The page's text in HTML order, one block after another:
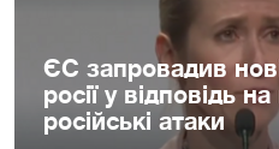
ЄС запровадив
росії у відповідь
російські атаки